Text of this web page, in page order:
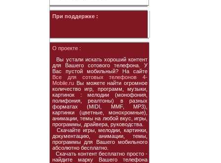
При поддержке :
О проекте :
Вы устали искать хороший контент
для Вашего сотового телефона. У
Вас пустой мобильный? На сайте
Все для сотовых телефонов 4-
Mobile.ru Вы можете найти огромное
количество игр, программ, музыки,
картинок : мелодии (монофония,
полифония, реалтоны) в разных
форматах (MIDI, MMF, MP3),
картинки (цветные, монохромные),
анимации, темы на любой вкус, игры,
программы, драйвера, руководства.
Скачайте игры, мелодии, картинки,
документацию, анимации, темы,
программы для Вашего мобильного
абсолютно бесплатно.
Скачать контент бесплатно просто -
найдите марку Вашего телефона